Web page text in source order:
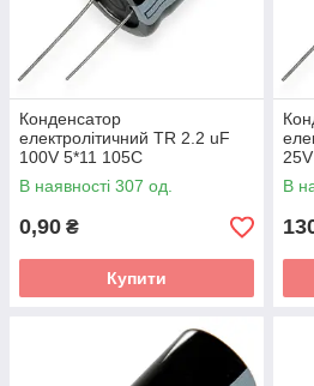
Конденсатор
електролітичний TR 2.2 uF
100V 5*11 105C
В наявності 307 од.
0,90 ₴
Купити
В